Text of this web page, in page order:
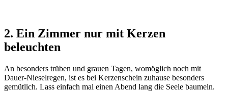
2. Ein Zimmer nur mit Kerzen
beleuchten
An besonders trüben und grauen Tagen, womöglich noch mit
Dauer-Nieselregen, ist es bei Kerzenschein zuhause besonders
gemütlich. Lass einfach mal einen Abend lang die Seele baumeln.